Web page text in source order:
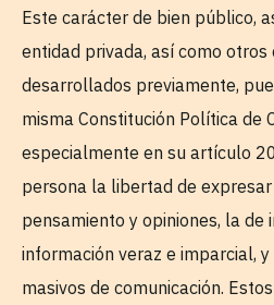
Este carácter de bien público,
entidad privada, así como otros
desarrollados previamente,
misma Constitución Política de
especialmente en su artículo
persona la libertad de
pensamiento y opiniones, la de
información veraz e imparcial,
masivos de comunicación.